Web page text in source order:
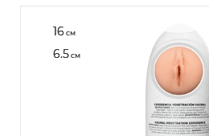
16 см
6.5см